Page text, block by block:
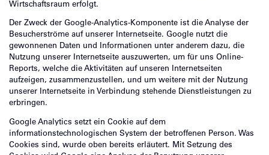
Wirtschaftsraum erfolgt.
Der Zweck der Google-Analytics-Komponente ist die Analyse der
Besucherströme auf unserer Internetseite. Google nutzt die
gewonnenen Daten und Informationen unter anderem dazu, die
Nutzung unserer Internetseite auszuwerten, um für uns Online-
Reports, welche die Aktivitäten auf unseren Internetseiten
aufzeigen, zusammenzustellen, und um weitere mit der Nutzung
unserer Internetseite in Verbindung stehende Dienstleistungen zu
erbringen.
Google Analytics setzt ein Cookie auf dem
informationstechnologischen System der betroffenen Person. Was
Cookies sind, wurde oben bereits erläutert. Mit Setzung des